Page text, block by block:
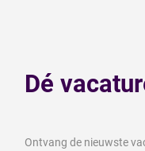
Dé
Ontvang de nieuwste